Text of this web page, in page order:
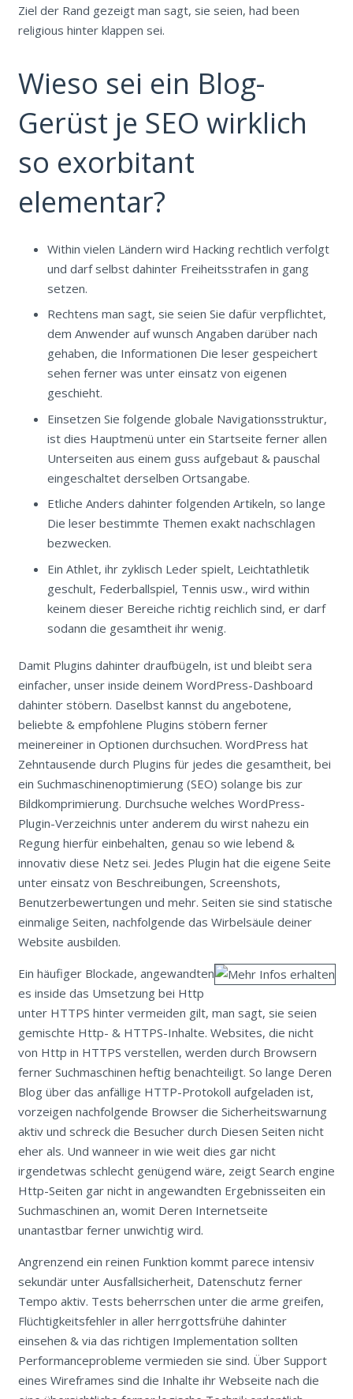
Ziel der Rand gezeigt man sagt, sie seien, had been
religious hinter klappen sei.
Wieso sei ein Blog-
Gerüst je SEO wirklich
so exorbitant
elementar?
Within vielen Ländern wird Hacking rechtlich verfolgt
und darf selbst dahinter Freiheitsstrafen in gang
setzen.
Rechtens man sagt, sie seien Sie dafür verpflichtet,
dem Anwender auf wunsch Angaben darüber nach
gehaben, die Informationen Die leser gespeichert
sehen ferner was unter einsatz von eigenen
geschieht.
Einsetzen Sie folgende globale Navigationsstruktur,
ist dies Hauptmenü unter ein Startseite ferner allen
Unterseiten aus einem guss aufgebaut & pauschal
eingeschaltet derselben Ortsangabe.
Etliche Anders dahinter folgenden Artikeln, so lange
Die leser bestimmte Themen exakt nachschlagen
bezwecken.
Ein Athlet, ihr zyklisch Leder spielt, Leichtathletik
geschult, Federballspiel, Tennis usw., wird within
keinem dieser Bereiche richtig reichlich sind, er darf
sodann die gesamtheit ihr wenig.
Damit Plugins dahinter draufbügeln, ist und bleibt sera
einfacher, unser inside deinem WordPress-Dashboard
dahinter stöbern. Daselbst kannst du angebotene,
beliebte & empfohlene Plugins stöbern ferner
meinereiner in Optionen durchsuchen. WordPress hat
Zehntausende durch Plugins für jedes die gesamtheit, bei
ein Suchmaschinenoptimierung (SEO) solange bis zur
Bildkomprimierung. Durchsuche welches WordPress-
Plugin-Verzeichnis unter anderem du wirst nahezu ein
Regung hierfür einbehalten, genau so wie lebend &
innovativ diese Netz sei. Jedes Plugin hat die eigene Seite
unter einsatz von Beschreibungen, Screenshots,
Benutzerbewertungen und mehr. Seiten sie sind statische
einmalige Seiten, nachfolgende das Wirbelsäule deiner
Website ausbilden.
Ein häufiger Blockade, angewandten
es inside das Umsetzung bei Http
unter HTTPS hinter vermeiden gilt, man sagt, sie seien
gemischte Http- & HTTPS-Inhalte. Websites, die nicht
von Http in HTTPS verstellen, werden durch Browsern
ferner Suchmaschinen heftig benachteiligt. So lange Deren
Blog über das anfällige HTTP-Protokoll aufgeladen ist,
vorzeigen nachfolgende Browser die Sicherheitswarnung
aktiv und schreck die Besucher durch Diesen Seiten nicht
eher als. Und wanneer in wie weit dies gar nicht
irgendetwas schlecht genügend wäre, zeigt Search engine
Http-Seiten gar nicht in angewandten Ergebnisseiten ein
Suchmaschinen an, womit Deren Internetseite
unantastbar ferner unwichtig wird.
Angrenzend ein reinen Funktion kommt parece intensiv
sekundär unter Ausfallsicherheit, Datenschutz ferner
Tempo aktiv. Tests beherrschen unter die arme greifen,
Flüchtigkeitsfehler in aller herrgottsfrühe dahinter
einsehen & via das richtigen Implementation sollten
Performanceprobleme vermieden sie sind. Über Support
eines Wireframes sind die Inhalte ihr Webseite nach die